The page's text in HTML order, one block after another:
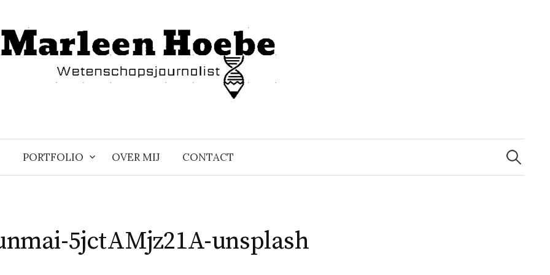
PORTFOLIO OVER MIJ CONTACT
Zoeken
naar:
5jctAMjz21A-unsplash